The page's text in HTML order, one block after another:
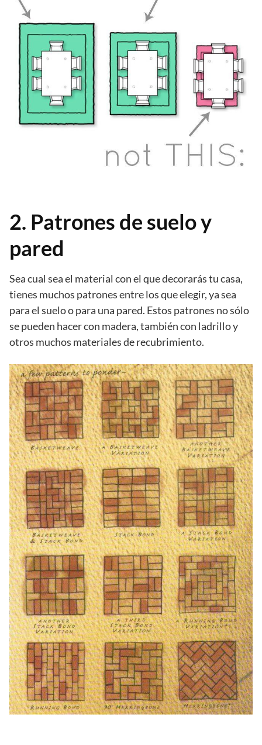
2. Patrones de suelo y
pared
Sea cual sea el material con el que decorarás tu casa,
tienes muchos patrones entre los que elegir, ya sea
para el suelo o para una pared. Estos patrones no sólo
se pueden hacer con madera, también con ladrillo y
otros muchos materiales de recubrimiento.